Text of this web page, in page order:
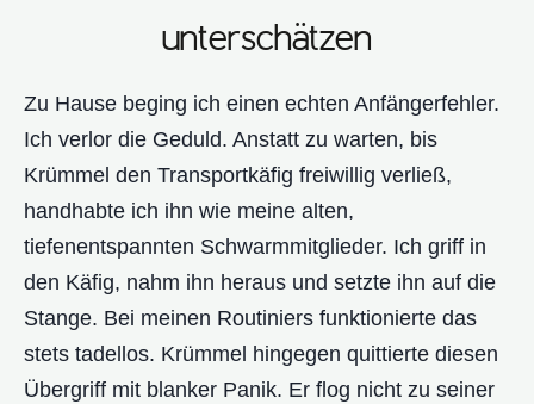
unterschätzen
Zu Hause beging ich einen echten Anfängerfehler.
Ich verlor die Geduld. Anstatt zu warten, bis
Krümmel den Transportkäfig freiwillig verließ,
handhabte ich ihn wie meine alten,
tiefenentspannten Schwarmmitglieder. Ich griff in
den Käfig, nahm ihn heraus und setzte ihn auf die
Stange. Bei meinen Routiniers funktionierte das
stets tadellos. Krümmel hingegen quittierte diesen
Übergriff mit blanker Panik. Er flog nicht zu seiner